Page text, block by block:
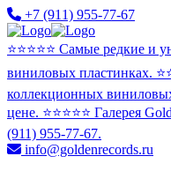
+7 (911) 955-77-67
⭐️⭐️⭐️⭐️⭐️ Самые редкие и
виниловых пластинках.
коллекционных
цене. ⭐️⭐️⭐️⭐️⭐️ Галерея
(911) 955-77-67.
info@goldenrecords.ru